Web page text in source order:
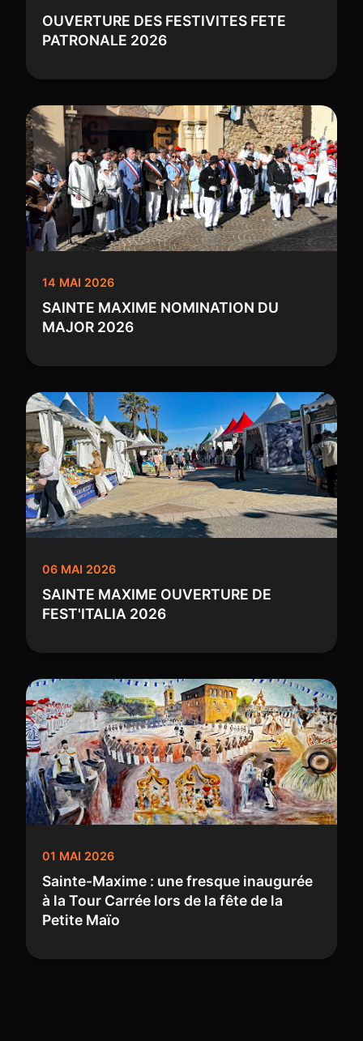
OUVERTURE DES FESTIVITES FETE
PATRONALE 2026
14 MAI 2026
SAINTE MAXIME NOMINATION DU
MAJOR 2026
06 MAI 2026
SAINTE MAXIME OUVERTURE DE
FEST'ITALIA 2026
01 MAI 2026
Sainte-Maxime : une fresque inaugurée
à la Tour Carrée lors de la fête de la
Petite Maïo